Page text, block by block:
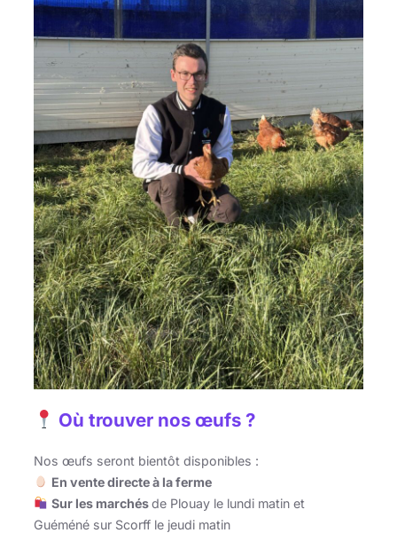
Où trouver nos œufs ?
Nos œufs seront bientôt disponibles :
En vente directe à la ferme
Sur les marchésde Plouay le lundi matin et
Guéméné sur Scorff le jeudi matin